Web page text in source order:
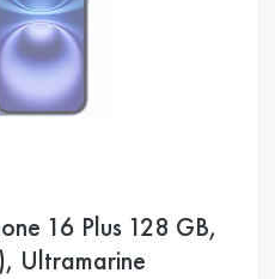
16 Plus 128 GB,
Ultramarine